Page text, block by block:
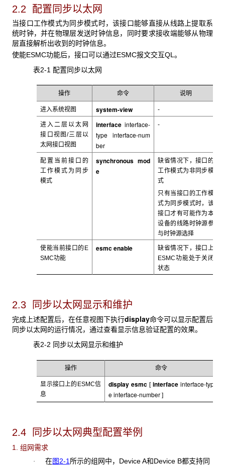
2.2 配置 同步以太网
当接口工作模式为同步模式时，该接口能够直接从线路上提取系
统时钟，并在物理层发送时钟信息，同时要求接收端能够从物理
层直接解析出收到的时钟信息。
使能ESMC功能后，接口可以通过ESMC报文交互QL。
表2-1 配置同步以太网
操作 命令 说明
进入系统视图 system-view -
进入二层以太网
接口视图/三层以
太网接口视图
interface interface-
type interface-num
ber
-
配置当前接口的
工作模式为同步
模式
synchronous mod
e
缺省情况下，接口的
工作模式为非同步模
式
只有当接口的工作模
式为同步模式时，该
接口才有可能作为本
设备的线路时钟源参
与时钟源选择
使能当前接口的E
SMC功能
esmc enable
缺省情况下，接口上
ESMC功能处于关闭
状态
2.3 同步以太网显示和维护
完成上述配置后，在任意视图下执行display命令可以显示配置后
同步以太网的运行情况，通过查看显示信息验证配置的效果。
表2-2 同步以太网显示和维护
操作 命令
显示接口上的ESMC信
息
display esmc[interface interface-typ
e interface-number ]
2.4 同步以太网典型配置举例
1. 组网需求
· 在图2-1 所示的组网中，Device A和Device B都支持同